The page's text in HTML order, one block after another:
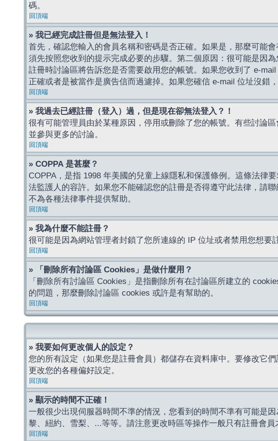
碼。
回頂端
» 我已經完成註冊但是無法登入！
首先，確認您輸入的會員名稱和密碼是否正確。如果是，那麼可能
須先按照您收到的提示完成必要的步驟。第二個原因：很可能是因
註冊時討論區將告訴您是否需要啟用您的帳號。如果您收到了 e-
正確或者是被當作是廣告信而過濾掉。如果您確信 e-mail 位址沒錯
回頂端
» 我過去已經註冊（登入）過，但是現在卻無法登入？！
很有可能管理員由於某種原因，停用或刪除了您的帳號。有些討論
並參與更多的討論。
回頂端
» COPPA 是甚麼？
COPPA，是指 1998 年美國的兒童上線隱私和保護條例。這條法律
法監護人的容許。如果您不能確認您的註冊是否得遵守此法律，請
不為各種法律事件提供幫助。
回頂端
» 我為什麼不能註冊？
很可能是因為網站管理者封鎖了您所連線的 IP 位址或者禁用您想要
回頂端
» 「刪除所有討論區 Cookies」是做什麼用？
「刪除所有討論區 Cookies」是指刪除所有在討論區所建立的
的問題，那麼刪除討論區 cookies 或許是有幫助的。
回頂端
» 我要如何更改個人的設定？
您的所有設定（如果您是註冊會員）都儲存在資料庫中。要修改它們
更改您的各種偏好設定。
回頂端
» 顯示的時間不正確！
一般很少出現伺服器時間不準的情況，您看到的時間不準有可能是
黎、紐約、雪梨、...等等。請注意更改時區等操作一般只有註冊會
回頂端